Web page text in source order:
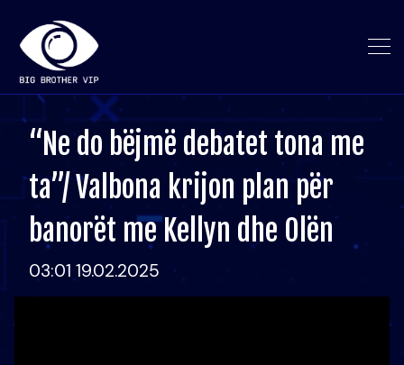
“Ne do bëjmë debatet tona me
ta”/ Valbona krijon plan për
banorët me Kellyn dhe Olën
03:01 19.02.2025